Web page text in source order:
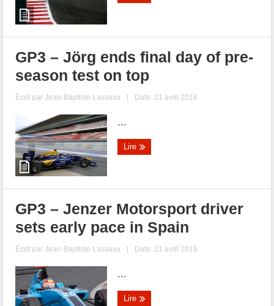
GP3 – Jörg ends final day of pre-
season test on top
Écrit parJean-Baptiste Lassaux | Date: 21 avril 2016
...
Lire
GP3 – Jenzer Motorsport driver
sets early pace in Spain
Écrit parJean-Baptiste Lassaux | Date: 21 avril 2016
...
Lire